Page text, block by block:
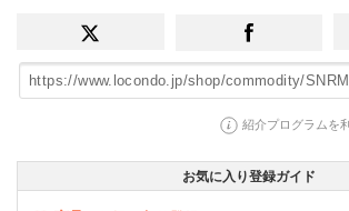
紹介プログラムを
お気に入り登録ガイド